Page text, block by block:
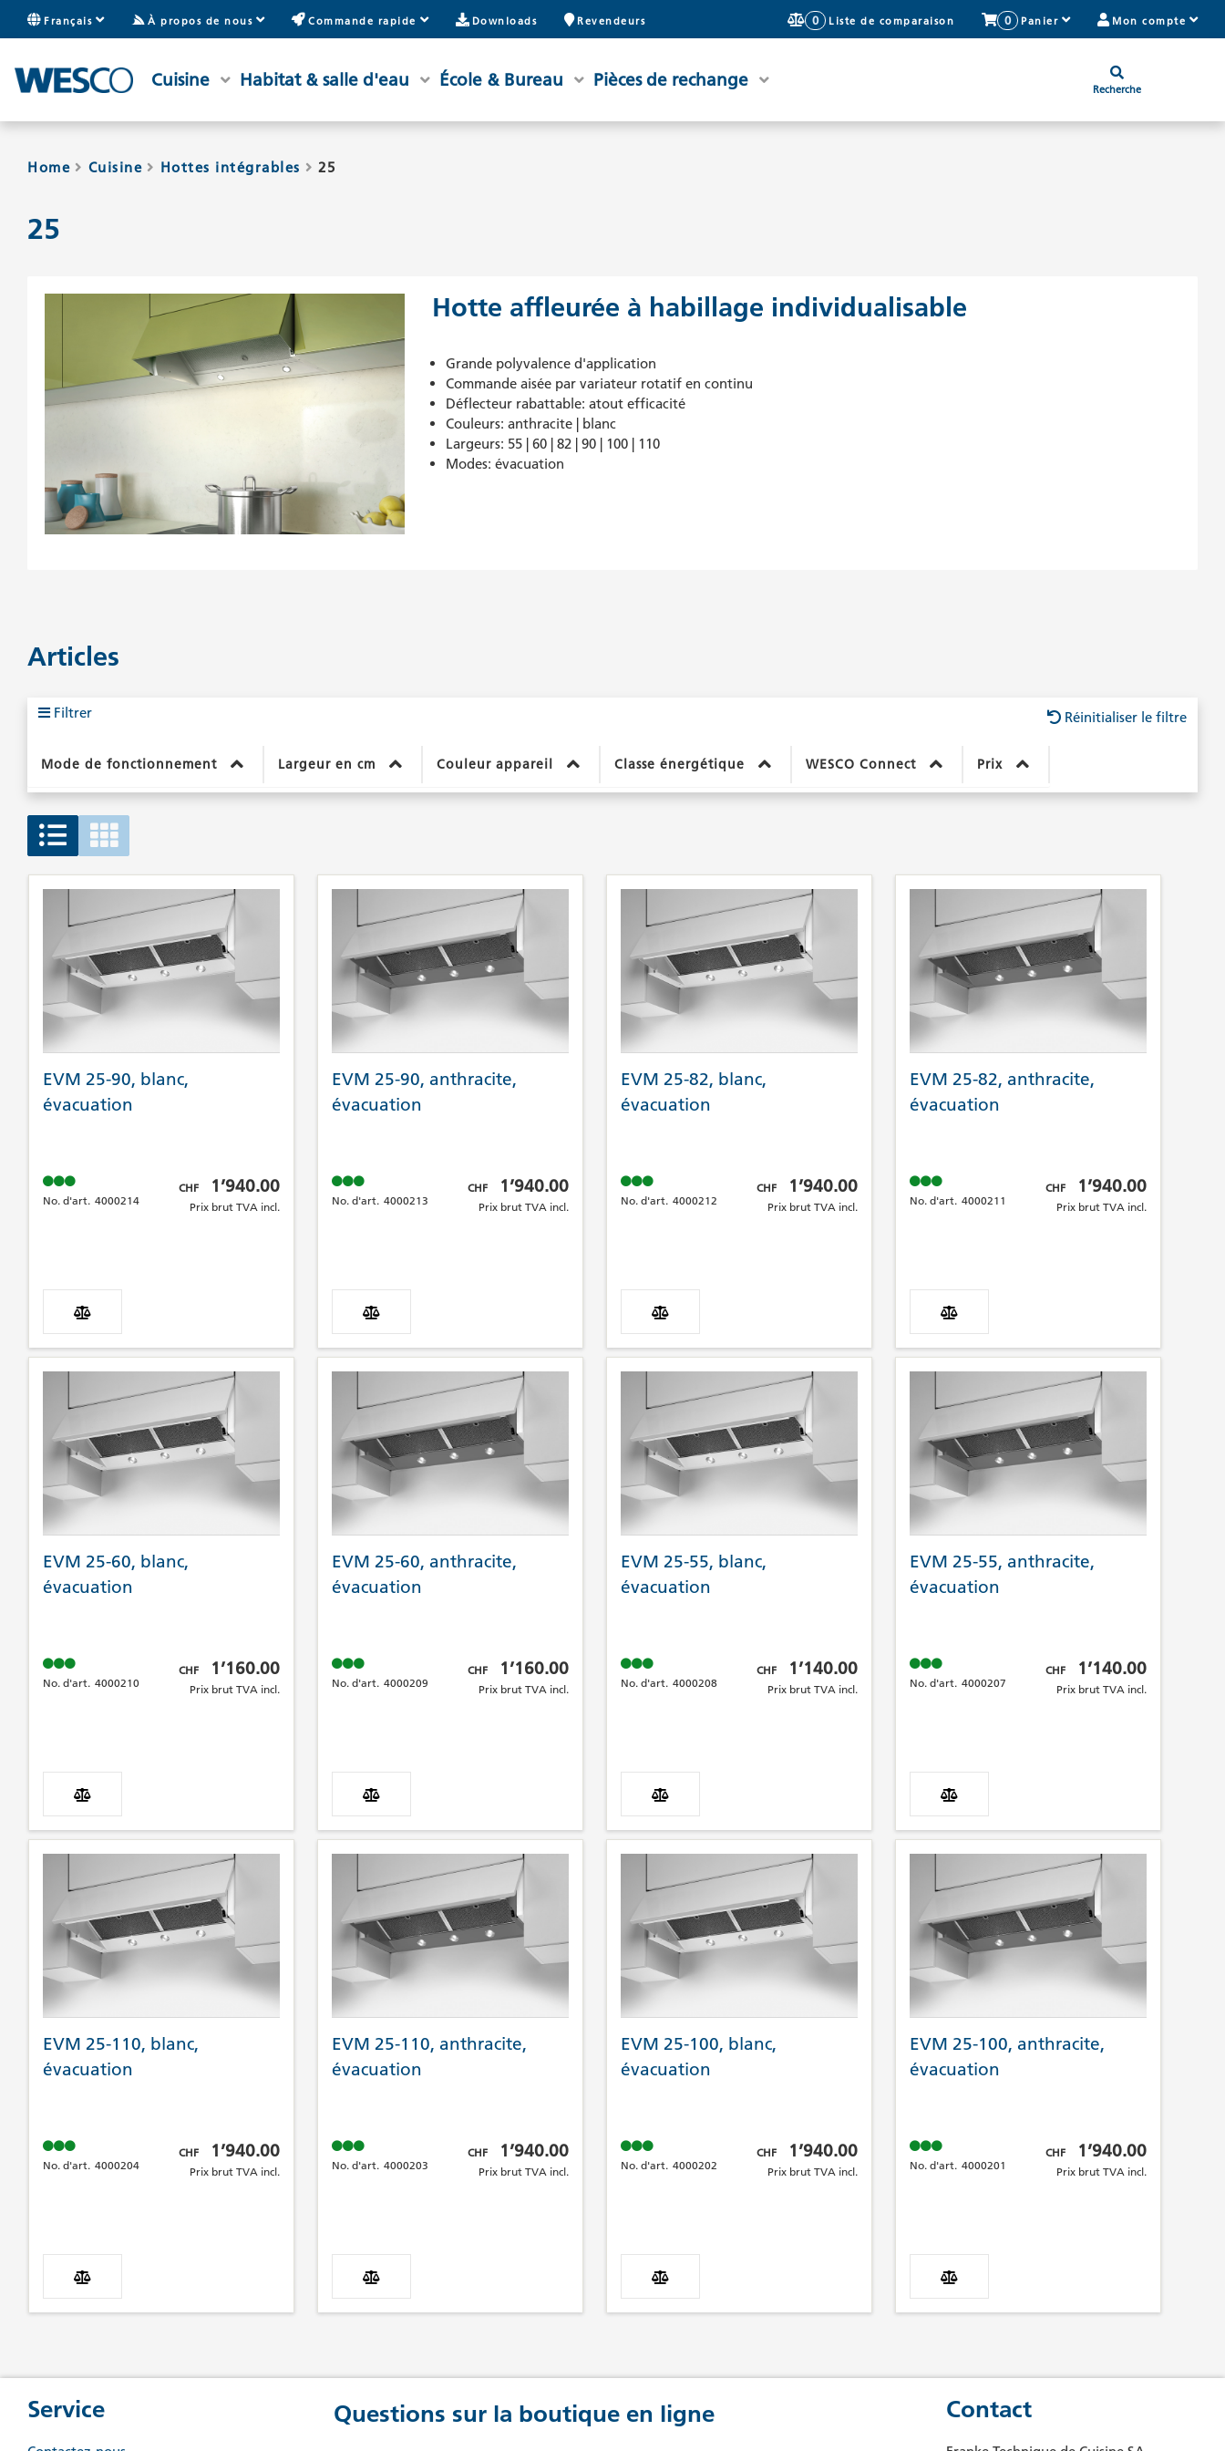
Français À propos de nous Commande rapide Downloads Revendeurs 0 Liste de comparaison 0 Panier Mon compte
Cuisine Habitat & salle d'eau École & Bureau Pièces de rechange Recherche
Home Cuisine Hottes intégrables 25
25
Hotte affleurée à habillage individualisable
Grande polyvalence d'application
Commande aisée par variateur rotatif en continu
Déflecteur rabattable: atout efficacité
Couleurs: anthracite | blanc
Largeurs: 55 | 60 | 82 | 90 | 100 | 110
Modes: évacuation
Articles
Filtrer Réinitialiser le filtre
Mode de fonctionnement Largeur en cm Couleur appareil Classe énergétique WESCO Connect Prix
EVM 25-90, blanc,
évacuation
Prix brut TVA incl.
CHF 1’940.00
Prix brut TVA incl.
No. d'art. 4000214
EVM 25-90, anthracite,
évacuation
Prix brut TVA incl.
CHF 1’940.00
Prix brut TVA incl.
No. d'art. 4000213
EVM 25-82, blanc,
évacuation
Prix brut TVA incl.
CHF 1’940.00
Prix brut TVA incl.
No. d'art. 4000212
EVM 25-82, anthracite,
évacuation
Prix brut TVA incl.
CHF 1’940.00
Prix brut TVA incl.
No. d'art. 4000211
EVM 25-60, blanc,
évacuation
Prix brut TVA incl.
CHF 1’160.00
Prix brut TVA incl.
No. d'art. 4000210
EVM 25-60, anthracite,
évacuation
Prix brut TVA incl.
CHF 1’160.00
Prix brut TVA incl.
No. d'art. 4000209
EVM 25-55, blanc,
évacuation
Prix brut TVA incl.
CHF 1’140.00
Prix brut TVA incl.
No. d'art. 4000208
EVM 25-55, anthracite,
évacuation
Prix brut TVA incl.
CHF 1’140.00
Prix brut TVA incl.
No. d'art. 4000207
EVM 25-110, blanc,
évacuation
Prix brut TVA incl.
CHF 1’940.00
Prix brut TVA incl.
No. d'art. 4000204
EVM 25-110, anthracite,
évacuation
Prix brut TVA incl.
CHF 1’940.00
Prix brut TVA incl.
No. d'art. 4000203
EVM 25-100, blanc,
évacuation
Prix brut TVA incl.
CHF 1’940.00
Prix brut TVA incl.
No. d'art. 4000202
EVM 25-100, anthracite,
évacuation
Prix brut TVA incl.
CHF 1’940.00
Prix brut TVA incl.
No. d'art. 4000201
Service Questions sur la boutique en ligne Contact